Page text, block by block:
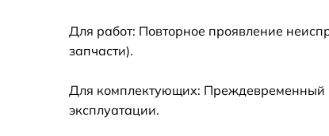
V700
Замена оперативной памяти Honor
Замена микрофона Honor Hunter V700
Для работ: Повторное проявление
запчасти).
Для комплектующих: Преждевременный
эксплуатации.